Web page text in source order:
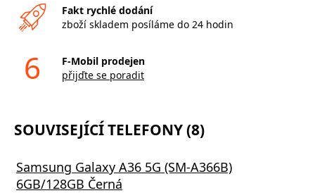
Fakt rychlé dodání
zboží skladem posíláme do 24 hodin
6
F-Mobil prodejen
přijďte se poradit
SOUVISEJÍCÍ TELEFONY (8)
Samsung Galaxy A36 5G (SM-A366B)
6GB/128GB Černá